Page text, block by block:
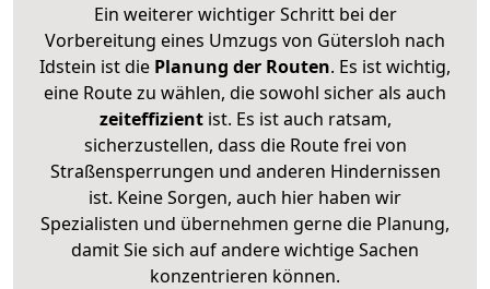
Ein weiterer wichtiger Schritt bei der
Vorbereitung eines Umzugs von Gütersloh nach
Idstein ist die Planung der Routen. Es ist wichtig,
eine Route zu wählen, die sowohl sicher als auch
zeiteffizientist. Es ist auch ratsam,
sicherzustellen, dass die Route frei von
Straßensperrungen und anderen Hindernissen
ist. Keine Sorgen, auch hier haben wir
Spezialisten und übernehmen gerne die Planung,
damit Sie sich auf andere wichtige Sachen
konzentrieren können.